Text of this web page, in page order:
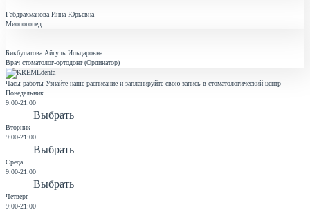
Габдрахманова Инна Юрьевна
Миологопед
Бикбулатова Айгуль Ильдаровна
Врач стоматолог-ортодонт (Ординатор)
Часы работы Узнайте наше расписание и запланируйте свою запись в стоматологический центр
Понедельник
9:00-21:00
Выбрать
Вторник
9:00-21:00
Выбрать
Среда
9:00-21:00
Выбрать
Четверг
9:00-21:00